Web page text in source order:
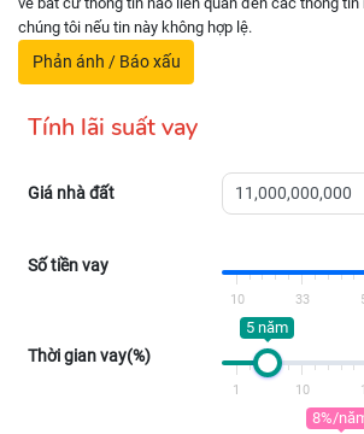
chúng tôi nếu tin này không hợp lệ.
Phản ánh / Báo xấu
Tính lãi suất vay
Giá nhà đất
Số tiền vay
10 33
Thời gian vay(%)
5 năm
1 10
8%/